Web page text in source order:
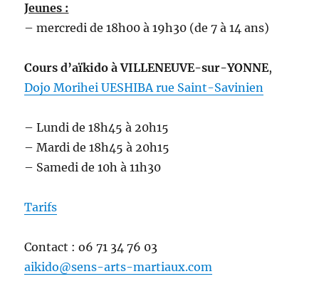
Jeunes :
– mercredi de 18h00 à 19h30 (de 7 à 14 ans)
Cours d’aïkidoà VILLENEUVE-sur-YONNE,
Dojo Morihei UESHIBA rue Saint-Savinien
– Lundi de 18h45 à 20h15
– Mardi de 18h45 à 20h15
– Samedi de 10h à 11h30
Tarifs
Contact : o6 71 34 76 03
aikido@sens-arts-martiaux.com